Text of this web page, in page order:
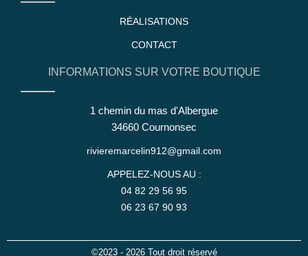
RÉALISATIONS
CONTACT
INFORMATIONS SUR VOTRE BOUTIQUE
1 chemin du mas d'Albergue
34660 Cournonsec
rivieremarcelin912@gmail.com
APPELEZ-NOUS AU :
04 82 29 56 95
06 23 67 90 93
©2023 - 2026 Tout droit réservé